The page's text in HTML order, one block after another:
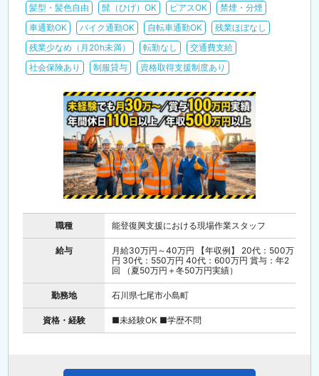
髪型・髪色自由
髭（ひげ）OK ピアスOK
禁煙・分煙
車通勤OK
バイク通勤OK 自転車通勤OK
残業ほぼなし
残業少なめ（月20h未満）
転勤なし
交通費支給
社会保険あり
制服貸与 資格取得支援制度あり
職種 能登復興支援における現場作業スタッフ
給与
月給30万円～40万円 【年収例】 20代：500万
円 30代：550万円 40代：600万円 賞与：年2
回 （夏50万円＋冬50万円実績）
勤務地 石川県七尾市小島町
資格・経験 ■未経験OK ■学歴不問